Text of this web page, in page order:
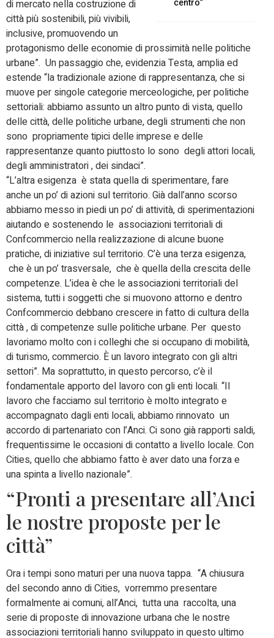
centro”
di mercato nella costruzione di
città più sostenibili, più vivibili,
inclusive, promuovendo un
protagonismo delle economie di prossimità nelle politiche
urbane”. Un passaggio che, evidenzia Testa, amplia ed
estende “la tradizionale azione di rappresentanza, che si
muove per singole categorie merceologiche, per politiche
settoriali: abbiamo assunto un altro punto di vista, quello
delle città, delle politiche urbane, degli strumenti che non
sono propriamente tipici delle imprese e delle
rappresentanze quanto piuttosto lo sono degli attori locali,
degli amministratori , dei sindaci”.
“L’altra esigenza è stata quella di sperimentare, fare
anche un po’ di azioni sul territorio. Già dall’anno scorso
abbiamo messo in piedi un po’ di attività, di sperimentazioni
aiutando e sostenendo le associazioni territoriali di
Confcommercio nella realizzazione di alcune buone
pratiche, di iniziative sul territorio. C’è una terza esigenza,
che è un po’ trasversale, che è quella della crescita delle
competenze. L’idea è che le associazioni territoriali del
sistema, tutti i soggetti che si muovono attorno e dentro
Confcommercio debbano crescere in fatto di cultura della
città , di competenze sulle politiche urbane. Per questo
lavoriamo molto con i colleghi che si occupano di mobilità,
di turismo, commercio. È un lavoro integrato con gli altri
settori”. Ma soprattutto, in questo percorso, c’è il
fondamentale apporto del lavoro con gli enti locali. “Il
lavoro che facciamo sul territorio è molto integrato e
accompagnato dagli enti locali, abbiamo rinnovato un
accordo di partenariato con l’Anci. Ci sono già rapporti saldi,
frequentissime le occasioni di contatto a livello locale. Con
Cities, quello che abbiamo fatto è aver dato una forza e
una spinta a livello nazionale”.
“Pronti a presentare all’Anci
le nostre proposte per le
città”
Ora i tempi sono maturi per una nuova tappa. “A chiusura
del secondo anno di Cities, vorremmo presentare
formalmente ai comuni, all’Anci, tutta una raccolta, una
serie di proposte di innovazione urbana che le nostre
associazioni territoriali hanno sviluppato in questo ultimo